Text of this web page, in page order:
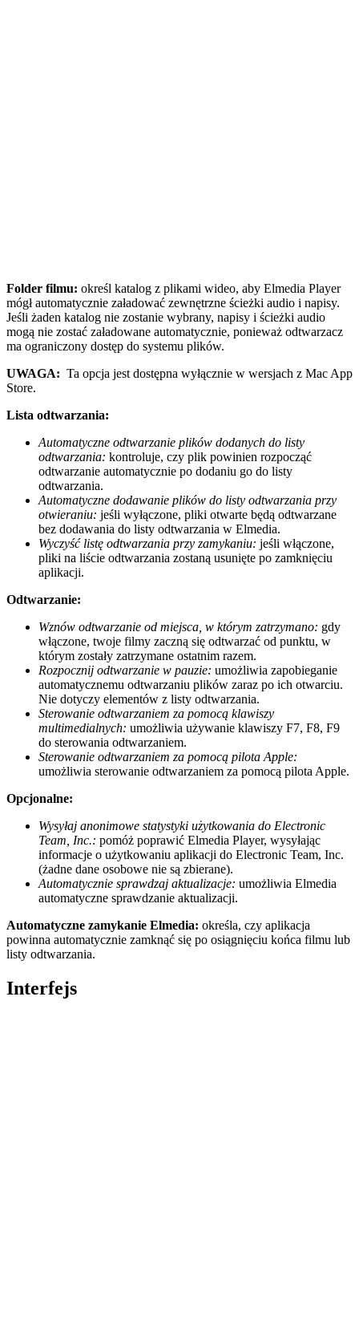
Folder filmu: określ katalog z plikami wideo, aby Elmedia Player
mógł automatycznie załadować zewnętrzne ścieżki audio i napisy.
Jeśli żaden katalog nie zostanie wybrany, napisy i ścieżki audio
mogą nie zostać załadowane automatycznie, ponieważ odtwarzacz
ma ograniczony dostęp do systemu plików.
UWAGA: Ta opcja jest dostępna wyłącznie w wersjach z Mac App
Store.
Lista odtwarzania:
Automatyczne odtwarzanie plików dodanych do listy
odtwarzania: kontroluje, czy plik powinien rozpocząć
odtwarzanie automatycznie po dodaniu go do listy
odtwarzania.
Automatyczne dodawanie plików do listy odtwarzania przy
otwieraniu: jeśli wyłączone, pliki otwarte będą odtwarzane
bez dodawania do listy odtwarzania w Elmedia.
Wyczyść listę odtwarzania przy zamykaniu: jeśli włączone,
pliki na liście odtwarzania zostaną usunięte po zamknięciu
aplikacji.
Odtwarzanie:
Wznów odtwarzanie od miejsca, w którym zatrzymano: gdy
włączone, twoje filmy zaczną się odtwarzać od punktu, w
którym zostały zatrzymane ostatnim razem.
Rozpocznij odtwarzanie w pauzie: umożliwia zapobieganie
automatycznemu odtwarzaniu plików zaraz po ich otwarciu.
Nie dotyczy elementów z listy odtwarzania.
Sterowanie odtwarzaniem za pomocą klawiszy
multimedialnych: umożliwia używanie klawiszy F7, F8, F9
do sterowania odtwarzaniem.
Sterowanie odtwarzaniem za pomocą pilota Apple:
umożliwia sterowanie odtwarzaniem za pomocą pilota Apple.
Opcjonalne:
Wysyłaj anonimowe statystyki użytkowania do Electronic
Team, Inc.: pomóż poprawić Elmedia Player, wysyłając
informacje o użytkowaniu aplikacji do Electronic Team, Inc.
(żadne dane osobowe nie są zbierane).
Automatycznie sprawdzaj aktualizacje: umożliwia Elmedia
automatyczne sprawdzanie aktualizacji.
Automatyczne zamykanie Elmedia: określa, czy aplikacja
powinna automatycznie zamknąć się po osiągnięciu końca filmu lub
listy odtwarzania.
Interfejs